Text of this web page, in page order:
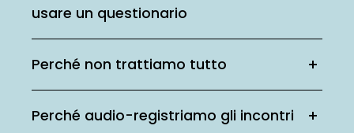
usare un questionario
Perché non trattiamo tutto
Perché audio-registriamo gli incontri